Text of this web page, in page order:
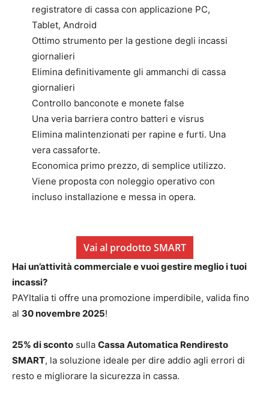
registratore di cassa con applicazione PC,
Tablet, Android
Ottimo strumento per la gestione degli incassi
giornalieri
Elimina definitivamente gli ammanchi di cassa
giornalieri
Controllo banconote e monete false
Una veria barriera contro batteri e visrus
Elimina malintenzionati per rapine e furti. Una
vera cassaforte.
Economica primo prezzo, di semplice utilizzo.
Viene proposta con noleggio operativo con
incluso installazione e messa in opera.
Vai al prodotto SMART
Hai un’attività commerciale e vuoi gestire meglio i tuoi
incassi?
PAYItalia ti offre una promozione imperdibile, valida fino
al 30 novembre 2025!
25% di sconto sulla Cassa Automatica Rendiresto
SMART, la soluzione ideale per dire addio agli errori di
resto e migliorare la sicurezza in cassa.